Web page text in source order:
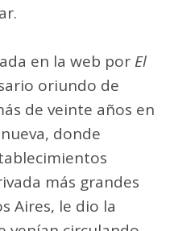
en la web por El
oriundo de
de veinte años en
donde
más grandes
Aires, le dio la